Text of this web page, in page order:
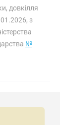
довкілля
з
№